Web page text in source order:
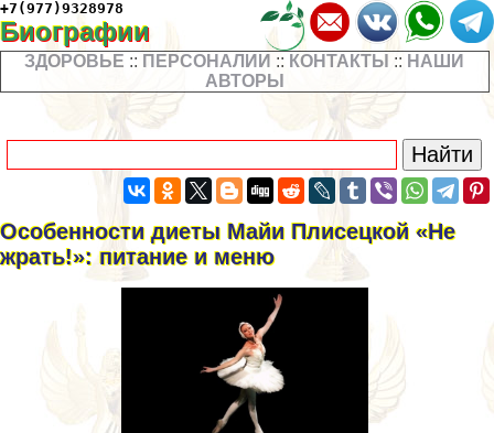
+7(977)9328978
Биографии
ЗДОРОВЬЕ :: ПЕРСОНАЛИИ :: КОНТАКТЫ :: НАШИ
АВТОРЫ
Особенности диеты Майи Плисецкой «Не
жрать!»: питание и меню